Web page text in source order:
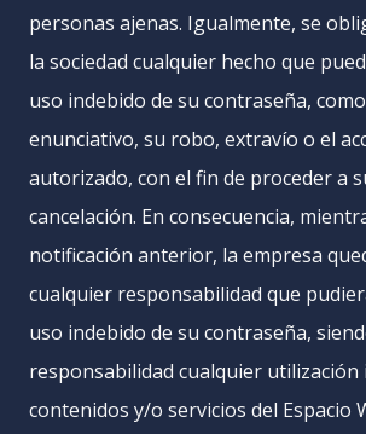
personas ajenas. Igualmente, se
la sociedad cualquier hecho que
uso indebido de su contraseña,
enunciativo, su robo, extravío o el
autorizado, con el fin de proceder a
cancelación. En consecuencia,
notificación anterior, la empresa
cualquier responsabilidad que
uso indebido de su contraseña,
responsabilidad cualquier utilización
contenidos y/o servicios del Espacio